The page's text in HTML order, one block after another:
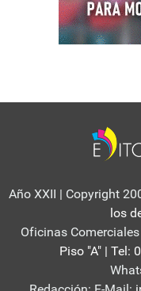
Año XXII | Copyright
los
Oficinas
Piso "A" | Tel: